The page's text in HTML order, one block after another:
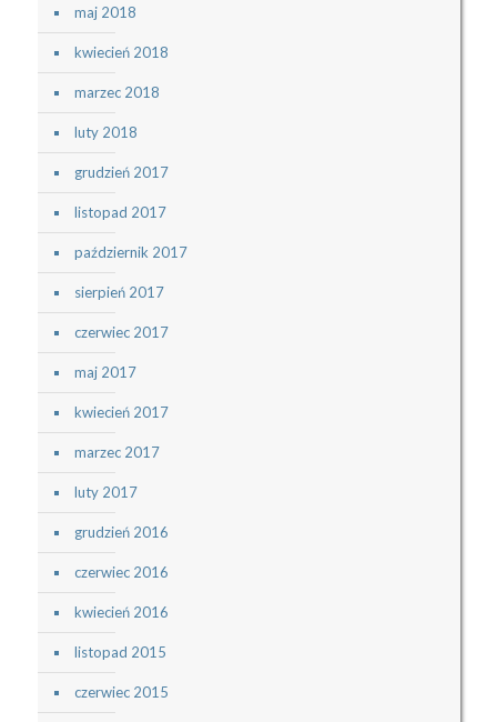
maj 2018
kwiecień 2018
marzec 2018
luty 2018
grudzień 2017
listopad 2017
październik 2017
sierpień 2017
czerwiec 2017
maj 2017
kwiecień 2017
marzec 2017
luty 2017
grudzień 2016
czerwiec 2016
kwiecień 2016
listopad 2015
czerwiec 2015